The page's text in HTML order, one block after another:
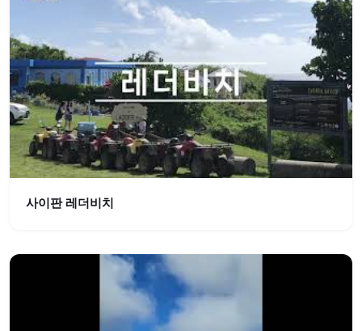
사이판 레더비치